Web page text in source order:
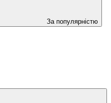
За популярністю